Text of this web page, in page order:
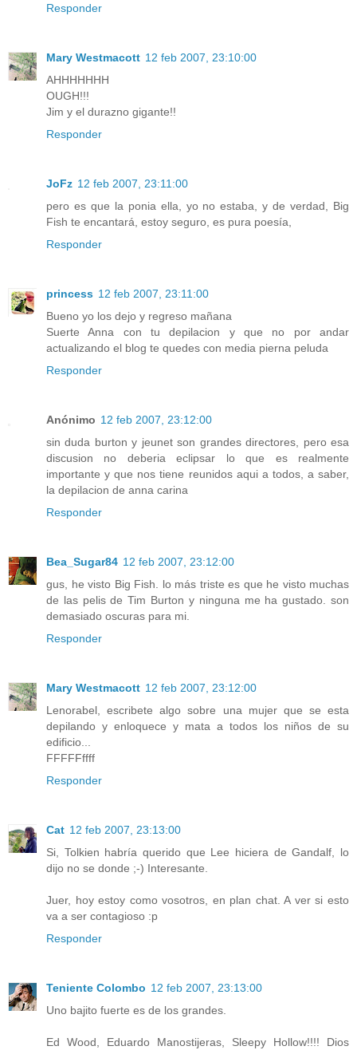
Responder
Mary Westmacott 12 feb 2007, 23:10:00
AHHHHHHH
OUGH!!!
Jim y el durazno gigante!!
Responder
JoFz 12 feb 2007, 23:11:00
pero es que la ponia ella, yo no estaba, y de verdad, Big
Fish te encantará, estoy seguro, es pura poesía,
Responder
princess 12 feb 2007, 23:11:00
Bueno yo los dejo y regreso mañana
Suerte Anna con tu depilacion y que no por andar
actualizando el blog te quedes con media pierna peluda
Responder
Anónimo 12 feb 2007, 23:12:00
sin duda burton y jeunet son grandes directores, pero esa
discusion no deberia eclipsar lo que es realmente
importante y que nos tiene reunidos aqui a todos, a saber,
la depilacion de anna carina
Responder
Bea_Sugar84 12 feb 2007, 23:12:00
gus, he visto Big Fish. lo más triste es que he visto muchas
de las pelis de Tim Burton y ninguna me ha gustado. son
demasiado oscuras para mi.
Responder
Mary Westmacott 12 feb 2007, 23:12:00
Lenorabel, escribete algo sobre una mujer que se esta
depilando y enloquece y mata a todos los niños de su
edificio...
FFFFFffff
Responder
Cat 12 feb 2007, 23:13:00
Si, Tolkien habría querido que Lee hiciera de Gandalf, lo
dijo no se donde ;-) Interesante.
Juer, hoy estoy como vosotros, en plan chat. A ver si esto
va a ser contagioso :p
Responder
Teniente Colombo 12 feb 2007, 23:13:00
Uno bajito fuerte es de los grandes.
Ed Wood, Eduardo Manostijeras, Sleepy Hollow!!!! Dios